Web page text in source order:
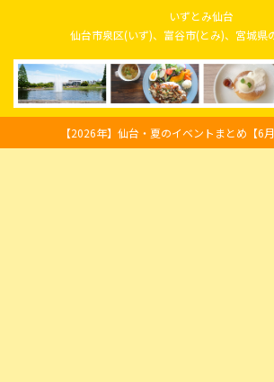
いずとみ仙台
仙台市泉区(いず)、富谷市(とみ)、宮城県
【2026年】仙台・夏のイベントまとめ【6